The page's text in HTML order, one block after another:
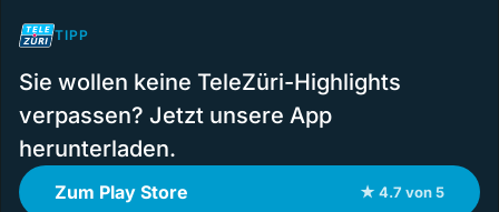
TIPP
Sie wollen keine TeleZüri-Highlights
verpassen? Jetzt unsere App
herunterladen.
Zum Play Store ★ 4.7 von 5